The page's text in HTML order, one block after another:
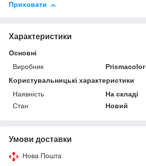
Приховати
Характеристики
Основні
Виробник
Prismacolor
Користувальницькі характеристики
Наявність
На складі
Стан
Новий
Умови доставки
Нова Пошта